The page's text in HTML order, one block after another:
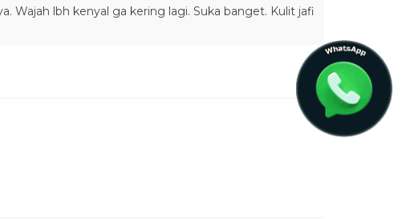
Wajah lbh kenyal ga kering lagi. Suka banget. Kulit jafi